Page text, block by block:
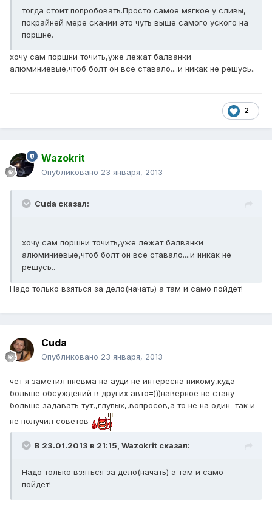
тогда стоит попробовать.Просто самое мягкое у сливы,
покрайней мере скании это чуть выше самого уского на
поршне.
хочу сам поршни точить,уже лежат балванки
алюминиевые,чтоб болт он все ставало....и никак не решусь..
2
Wazokrit
Опубликовано 23 января, 2013
Cuda сказал:
хочу сам поршни точить,уже лежат балванки
алюминиевые,чтоб болт он все ставало....и никак не
решусь..
Надо только взяться за дело(начать) а там и само пойдет!
Cuda
Опубликовано 23 января, 2013
чет я заметил пневма на ауди не интересна никому,куда
больше обсуждений в других авто=)))наверное не стану
больше задавать тут,,глупых,,вопросов,а то не на один так и
не получил советов
В 23.01.2013 в 21:15, Wazokrit сказал:
Надо только взяться за дело(начать) а там и само
пойдет!